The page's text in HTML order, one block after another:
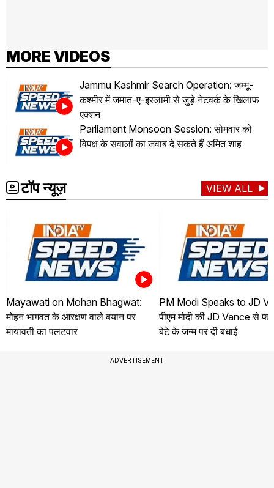
MORE VIDEOS
Jammu Kashmir Search Operation: जम्मू-
कश्मीर में जमात-ए-इस्लामी से जुड़े नेटवर्क के खिलाफ
एक्शन
Parliament Monsoon Session: सोमवार को
विपक्ष के सवालों का जवाब दे सकते हैं अमित शाह
टॉप न्यूज़ VIEW ALL
Mayawati on Mohan Bhagwat:
मोहन भागवत के आरक्षण वाले बयान पर
मायावती का पलटवार
PM Modi Speaks to JD
पीएम मोदी की JD Vance से
बेटे के जन्म पर दी बधाई
ADVERTISEMENT